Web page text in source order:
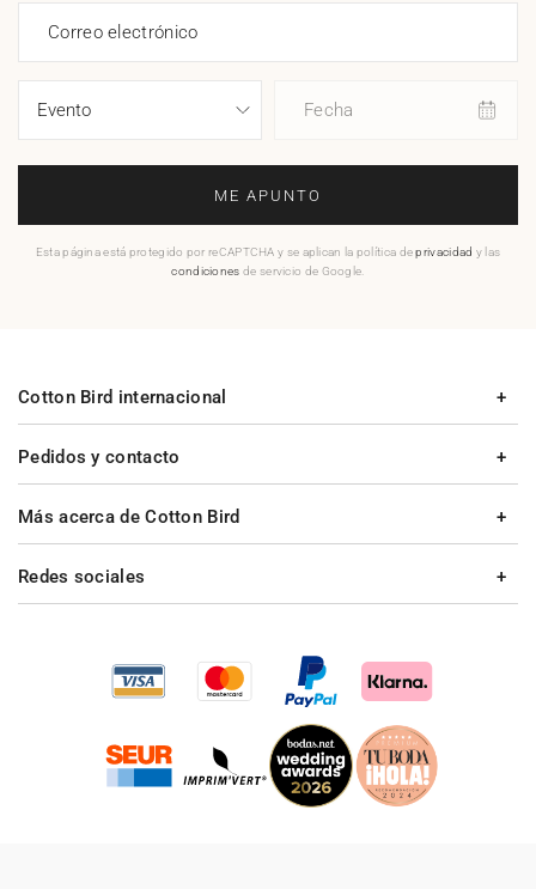
Correo electrónico
Fecha
ME APUNTO
Esta página está protegido por reCAPTCHA y se aplican la política deprivacidad y las
condiciones de servicio de Google.
Pedidos y contacto
Más acerca de Cotton Bird
Cotton Bird internacional
Redes sociales